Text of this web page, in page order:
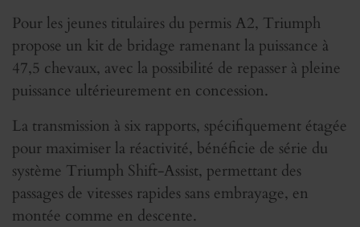
Pour les jeunes titulaires du permis A2, Triumph
propose un kit de bridage ramenant la puissance à
47,5 chevaux, avec la possibilité de repasser à pleine
puissance ultérieurement en concession.
La transmission à six rapports, spécifiquement étagée
pour maximiser la réactivité, bénéficie de série du
système Triumph Shift-Assist, permettant des
passages de vitesses rapides sans embrayage, en
montée comme en descente.